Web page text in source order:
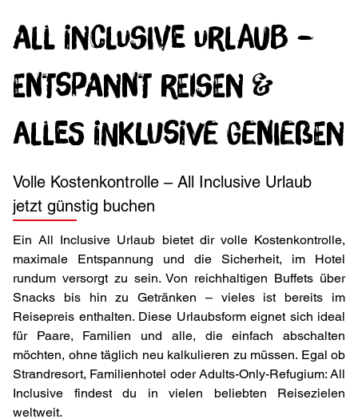
All Inclusive Urlaub –
Entspannt reisen &
alles inklusive genießen
Volle Kostenkontrolle – All Inclusive Urlaub
jetzt günstig buchen
Ein All Inclusive Urlaub bietet dir volle Kostenkontrolle,
maximale Entspannung und die Sicherheit, im Hotel
rundum versorgt zu sein. Von reichhaltigen Buffets über
Snacks bis hin zu Getränken – vieles ist bereits im
Reisepreis enthalten. Diese Urlaubsform eignet sich ideal
für Paare, Familien und alle, die einfach abschalten
möchten, ohne täglich neu kalkulieren zu müssen. Egal ob
Strandresort, Familienhotel oder Adults-Only-Refugium: All
Inclusive findest du in vielen beliebten Reisezielen
weltweit.